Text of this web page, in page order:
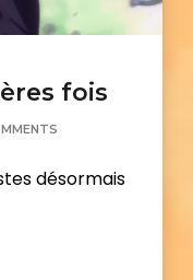
fois
désormais